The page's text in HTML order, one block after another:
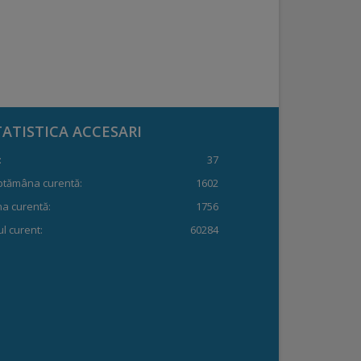
ACCESARI
37
curentă:
1602
curentă:
1756
curent:
60284